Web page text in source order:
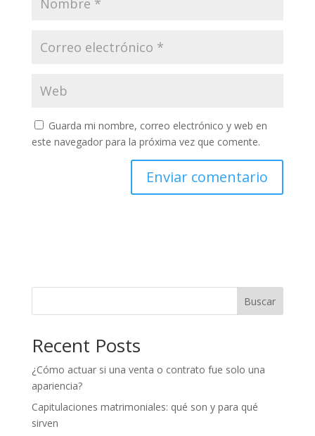
Guarda mi nombre, correo electrónico y web en
este navegador para la próxima vez que comente.
Buscar
Recent Posts
¿Cómo actuar si una venta o contrato fue solo una
apariencia?
Capitulaciones matrimoniales: qué son y para qué
sirven